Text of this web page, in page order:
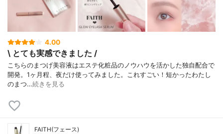
4.00
\ とても実感できました /
こちらのまつげ美容液はエステ化粧品のノウハウを活かした独自配合で
開発。1ヶ月程、夜だけ使ってみました。ㅤㅤㅤㅤㅤㅤㅤㅤㅤㅤㅤㅤㅤこれすごい！短かったわたし
のまつ…続きを見る
FAITH(フェース)